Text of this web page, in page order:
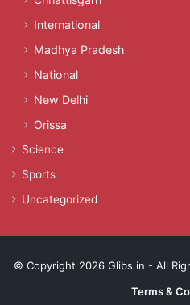
International
Madhya Pradesh
National
New Delhi
Orissa
Science
Sports
Uncategorized
© Copyright 2026 Glibs.in - All
Terms &